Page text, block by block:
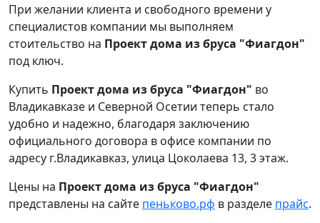
При желании клиента и свободного времени у
специалистов компании мы выполняем
стоительство на Проект дома из бруса "Фиагдон"
под ключ.
Купить Проект дома из бруса "Фиагдон" во
Владикавказе и Северной Осетии теперь стало
удобно и надежно, благодаря заключению
официального договора в офисе компании по
адресу г.Владикавказ, улица Цоколаева 13, 3 этаж.
Цены на Проект дома из бруса "Фиагдон"
представлены на сайте пеньково.рф в разделе прайс.